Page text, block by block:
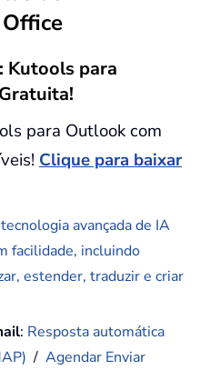
Kutools para
para Outlook com
Clique para baixar
avançada de IA
facilidade, incluindo
estender, traduzir e criar
: Resposta automática
/Agendar Enviar